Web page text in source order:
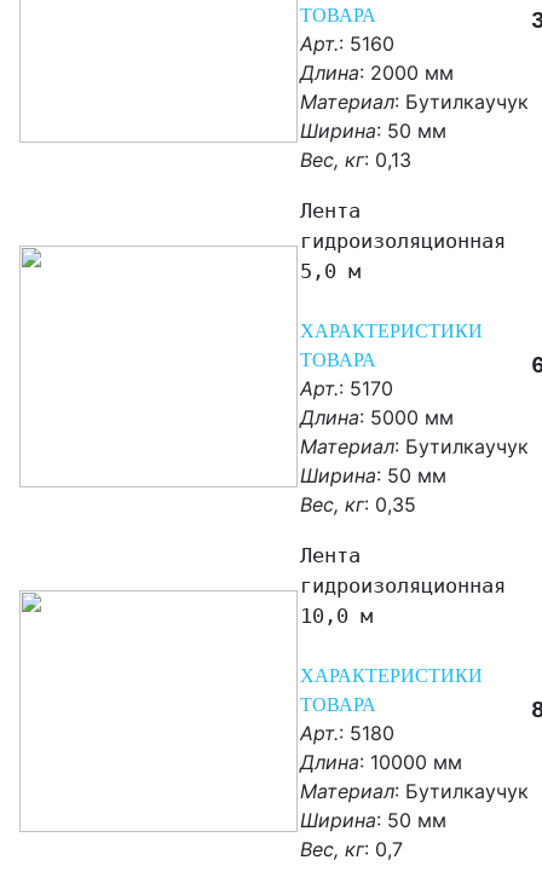
ТОВАРА
Арт.: 5160
Длина: 2000 мм
Материал: Бутилкаучук
Ширина: 50 мм
Вес, кг: 0,13
Лента
гидроизоляционная
5,0 м
ХАРАКТЕРИСТИКИ
ТОВАРА
Арт.: 5170
Длина: 5000 мм
Материал: Бутилкаучук
Ширина: 50 мм
Вес, кг: 0,35
Лента
гидроизоляционная
10,0 м
ХАРАКТЕРИСТИКИ
ТОВАРА
Арт.: 5180
Длина: 10000 мм
Материал: Бутилкаучук
Ширина: 50 мм
Вес, кг: 0,7